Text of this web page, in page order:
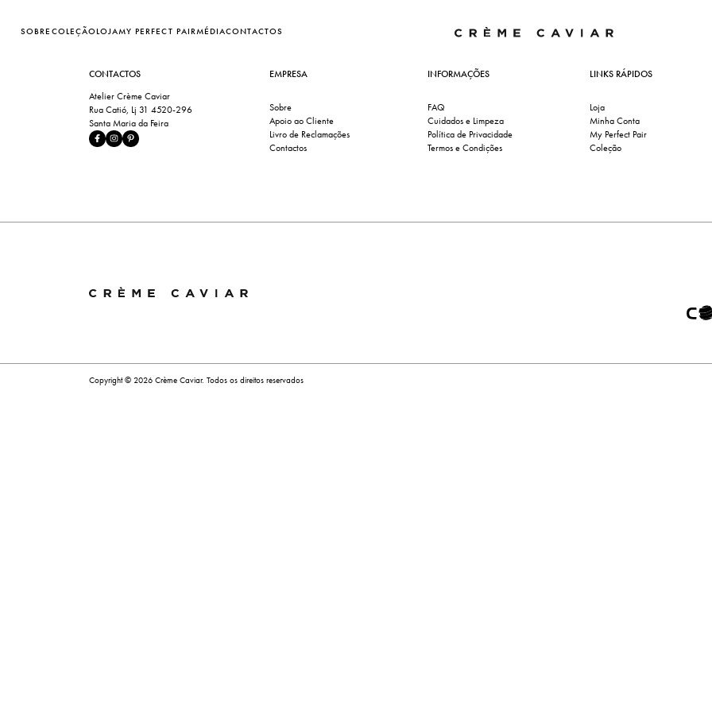
SOBRE COLEÇÃOLOJAMY PERFECT PAIRMÉDIACONTACTOS
CONTACTOS
Atelier Crème Caviar
Rua Catió, Lj 31 4520-296
Santa Maria da Feira
EMPRESA
Sobre
Apoio ao Cliente
Livro de Reclamações
Contactos
INFORMAÇÕES
FAQ
Cuidados e Limpeza
Política de Privacidade
Termos e Condições
LINKS RÁPIDOS
Loja
Minha Conta
My Perfect Pair
Coleção
Copyright © 2026 Crème Caviar. Todos os direitos reservados